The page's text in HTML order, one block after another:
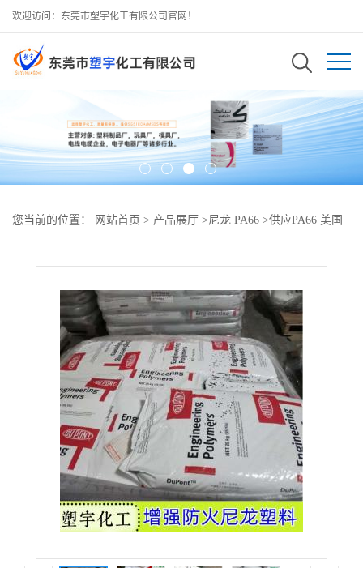
欢迎访问：东莞市塑宇化工有限公司官网！
您当前的位置： 网站首页 > 产品展厅 >尼龙 PA66 >供应PA66 美国